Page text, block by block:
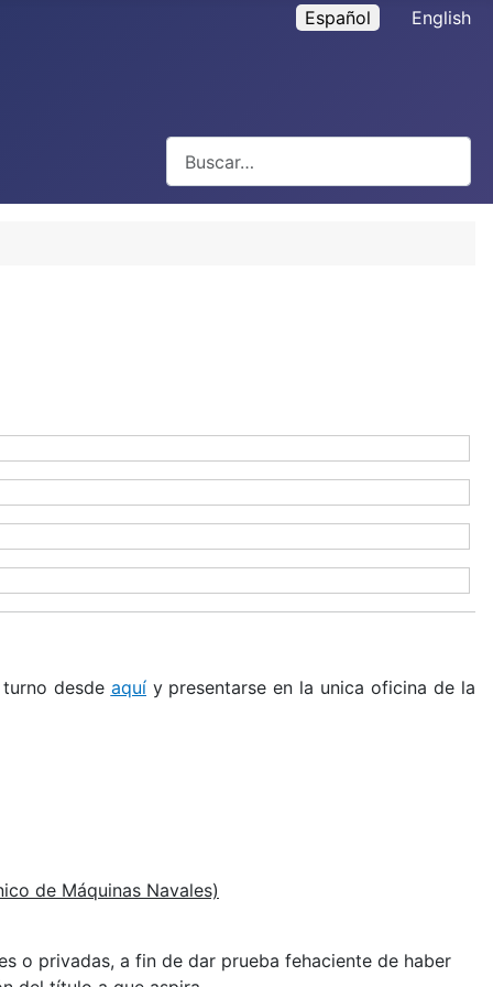
Español English
desde aquíy presentarse en la unica oficina de la
de Máquinas Navales)
o privadas, a fin de dar prueba fehaciente de haber